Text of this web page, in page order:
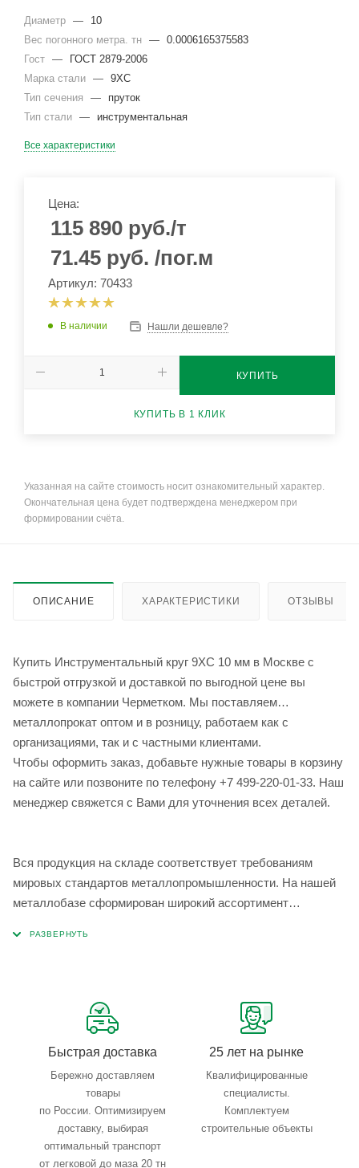
Диаметр —
10
Вес погонного метра. тн — 0.0006165375583
Гост —
ГОСТ 2879-2006
Марка стали — 9ХС
Тип сечения
—
пруток
Тип стали — инструментальная
Все характеристики
Цена:
115 890 руб./т
71.45 руб. /пог.м
Артикул: 70433
В наличии Нашли дешевле?
КУПИТЬ
КУПИТЬ В 1 КЛИК
Указанная на сайте стоимость носит ознакомительный характер.
Окончательная цена будет подтверждена менеджером при
формировании счёта.
ОПИСАНИЕ ХАРАКТЕРИСТИКИ ОТЗЫВЫ
Купить Инструментальный круг 9ХС 10 мм в Москве с
быстрой отгрузкой и доставкой по выгодной цене вы
можете в компании Черметком. Мы поставляем
металлопрокат оптом и в розницу, работаем как с
организациями, так и с частными клиентами.
Чтобы оформить заказ, добавьте нужные товары в корзину
на сайте или позвоните по телефону +7 499-220-01-33. Наш
менеджер свяжется с Вами для уточнения всех деталей.
Вся продукция на складе соответствует требованиям
мировых стандартов металлопромышленности. На нашей
металлобазе сформирован широкий ассортимент
Быстрая доставка
Бережно доставляем
товары
по России. Оптимизируем
доставку, выбирая
оптимальный транспорт
от легковой до маза 20 тн
25 лет на рынке
Квалифицированные
специалисты.
Комплектуем
строительные объекты